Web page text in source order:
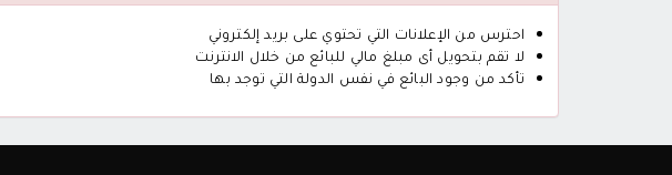
احترس من الإعلانات التي تحتوي على بريد إلكتروني
لا تقم بتحويل أى مبلغ مالي للبائع من خلال الانترنت
تأكد من وجود البائع في نفس الدولة التي توجد بها